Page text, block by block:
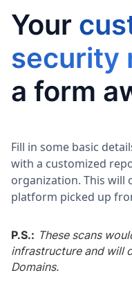
Your
security
a form
Fill in some basic
with a customized
organization. This
platform picked up
P.S.: These scans
infrastructure and will
Domains.